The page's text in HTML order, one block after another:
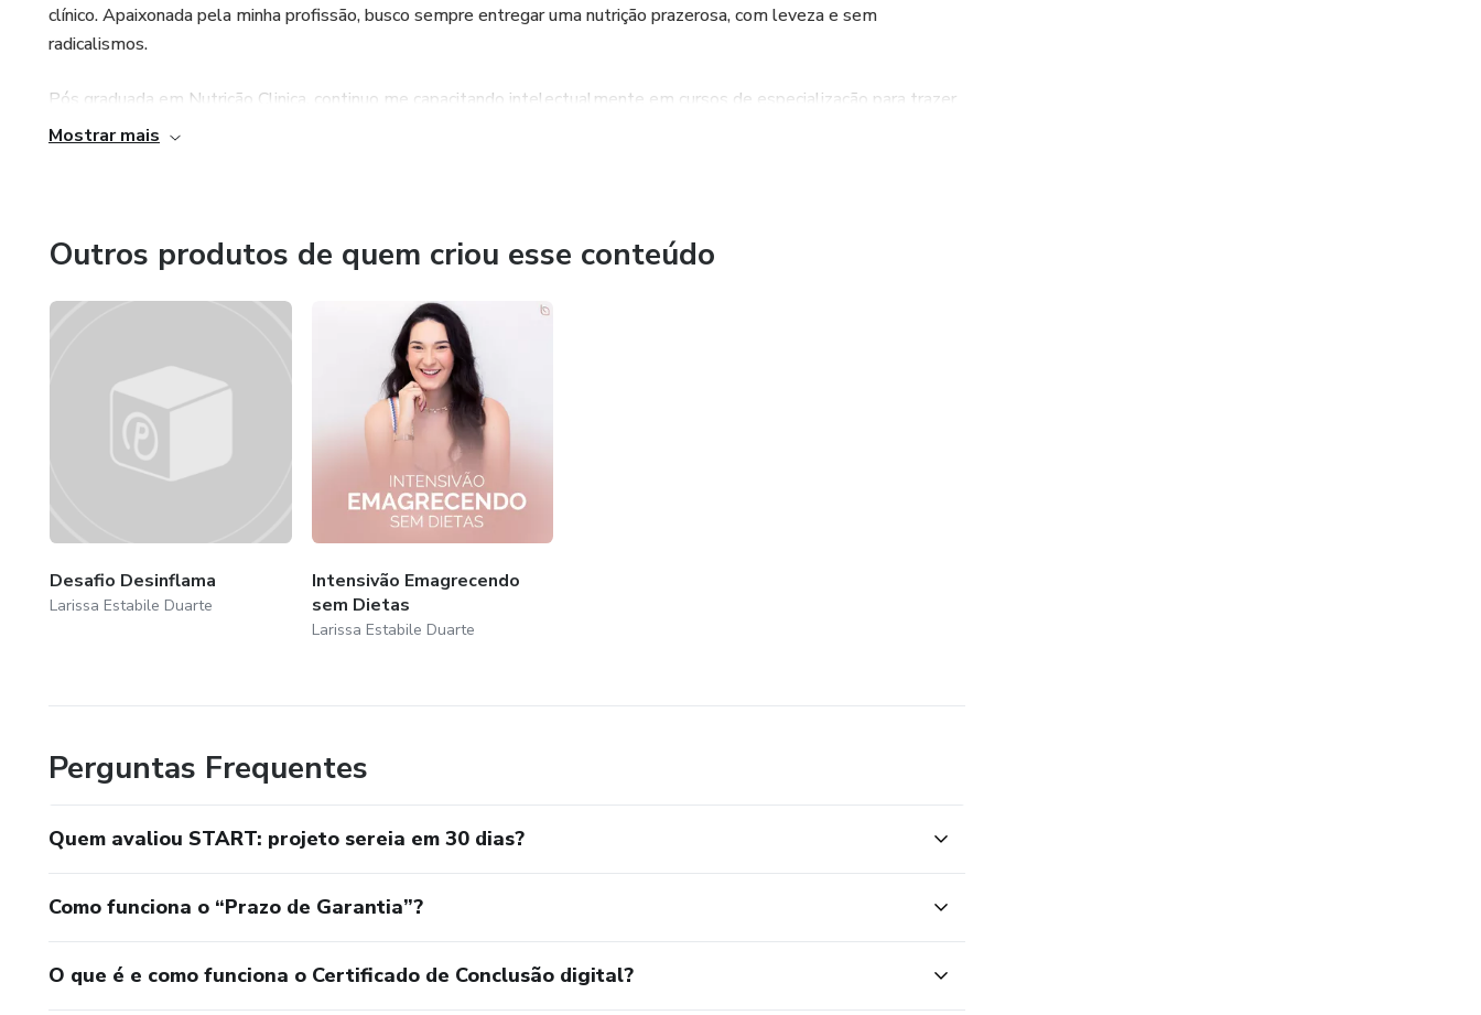
clínico. Apaixonada pela minha profissão, busco sempre entregar uma nutrição prazerosa, com leveza e sem
radicalismos.
Pós graduada em Nutrição Clinica, continuo me capacitando intelectualmente em cursos de especialização para trazer
ao publico novidades e inovações do mercado nutricional. O meu maior objetivo é realizar o seu sonho, trazendo
Atualmente eu atendo em consultório na cidade de Cambé localizada no Paraná e tenho programa nutricional e
desafios online de emagrecimento sem dietas.
Mostrar mais
Outros produtos de quem criou esse conteúdo
Desafio Desinflama
Larissa Estabile Duarte
Intensivão Emagrecendo
sem Dietas
Larissa Estabile Duarte
Perguntas Frequentes
Quem avaliou START: projeto sereia em 30 dias?
Como funciona o “Prazo de Garantia”?
O que é e como funciona o Certificado de Conclusão digital?